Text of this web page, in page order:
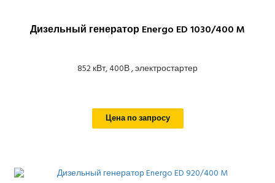
Дизельный генератор Energo ED 1030/400 M
852 кВт, 400В , электростартер
Цена по запросу